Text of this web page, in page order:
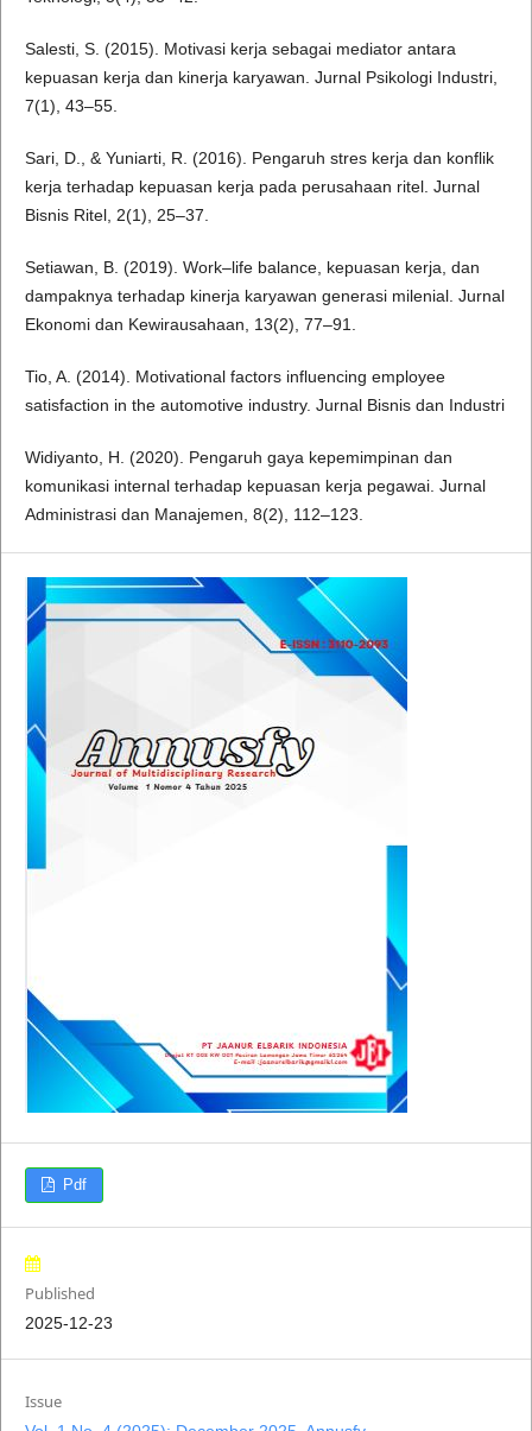
Salesti, S. (2015). Motivasi kerja sebagai mediator antara
kepuasan kerja dan kinerja karyawan. Jurnal Psikologi Industri,
7(1), 43–55.
Sari, D., & Yuniarti, R. (2016). Pengaruh stres kerja dan konflik
kerja terhadap kepuasan kerja pada perusahaan ritel. Jurnal
Bisnis Ritel, 2(1), 25–37.
Setiawan, B. (2019). Work–life balance, kepuasan kerja, dan
dampaknya terhadap kinerja karyawan generasi milenial. Jurnal
Ekonomi dan Kewirausahaan, 13(2), 77–91.
Tio, A. (2014). Motivational factors influencing employee
satisfaction in the automotive industry. Jurnal Bisnis dan Industri
Widiyanto, H. (2020). Pengaruh gaya kepemimpinan dan
komunikasi internal terhadap kepuasan kerja pegawai. Jurnal
Administrasi dan Manajemen, 8(2), 112–123.
Pdf
Published
2025-12-23
Issue